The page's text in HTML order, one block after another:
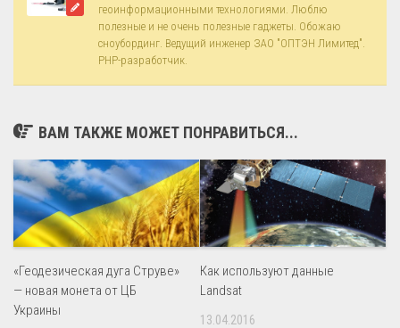
геоинформационными технологиями. Люблю
полезные и не очень полезные гаджеты. Обожаю
сноубординг. Ведущий инженер ЗАО "ОПТЭН Лимитед".
PHP-разработчик.
ВАМ ТАКЖЕ МОЖЕТ ПОНРАВИТЬСЯ...
«Геодезическая дуга Струве»
— новая монета от ЦБ
Украины
Как используют данные
Landsat
13.04.2016